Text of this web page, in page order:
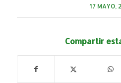
17 MAYO,
Compartir